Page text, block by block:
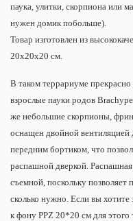
паука, улитки, скорпиона или
нужен домик побольше).
Товар изготовлен из
20x20x20 см.
В таком террариуме
взрослые пауки родов
же небольшие скорпионы,
оснащен двойной вентиляцией
передним бортиком, что
распашной дверкой.
съемной, поскольку позволяет
сколько нужно. Если вы хотите
к фону PPZ 20*20 см для этого